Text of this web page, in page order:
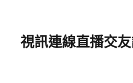
視訊連線直播交